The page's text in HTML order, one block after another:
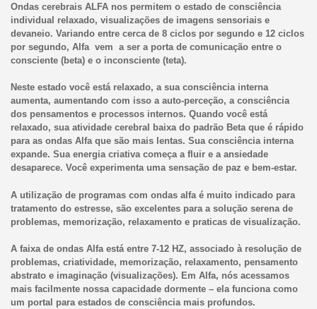
Ondas cerebrais ALFA nos permitem o estado de consciência
individual relaxado, visualizações de imagens sensoriais e
devaneio. Variando entre cerca de 8 ciclos por segundo e 12 ciclos
por segundo, Alfa vem a ser a porta de comunicação entre o
consciente (beta) e o inconsciente (teta).
Neste estado você está relaxado, a sua consciência interna
aumenta, aumentando com isso a auto-perceção, a consciência
dos pensamentos e processos internos. Quando você está
relaxado, sua atividade cerebral baixa do padrão Beta que é rápido
para as ondas Alfa que são mais lentas. Sua consciência interna
expande. Sua energia criativa começa a fluir e a ansiedade
desaparece. Você experimenta uma sensação de paz e bem-estar.
A utilização de programas com ondas alfa é muito indicado para
tratamento do estresse, são excelentes para a solução serena de
problemas, memorização, relaxamento e praticas de visualização.
A faixa de ondas Alfa está entre 7-12 HZ, associado à resolução de
problemas, criatividade, memorização, relaxamento, pensamento
abstrato e imaginação (visualizações). Em Alfa, nós acessamos
mais facilmente nossa capacidade dormente – ela funciona como
um portal para estados de consciência mais profundos.